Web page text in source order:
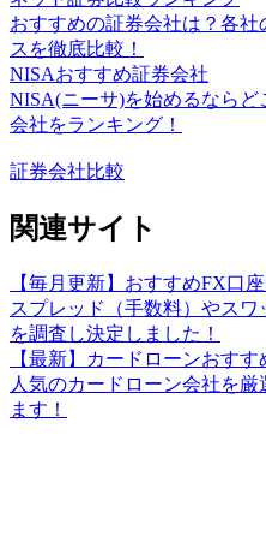
おすすめの証券会社は？各
スを徹底比較！
NISAおすすめ証券会社
NISA(ニーサ)を始めるなら
会社をランキング！
証券会社比較
関連サイト
【毎月更新】おすすめFX口
スプレッド（手数料）やス
を調査し決定しました！
【最新】カードローンおす
人気のカードローン会社を
ます！